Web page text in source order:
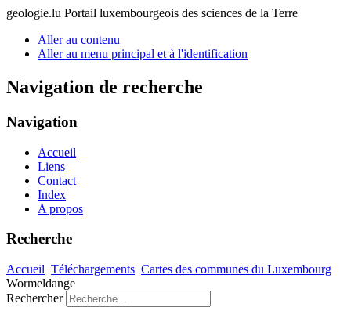
geologie.lu Portail luxembourgeois des sciences de la Terre
Aller au contenu
Aller au menu principal et à l'identification
Navigation de recherche
Navigation
Accueil
Liens
Contact
Index
A propos
Recherche
Accueil Téléchargements Cartes des communes du Luxembourg
Wormeldange
Rechercher